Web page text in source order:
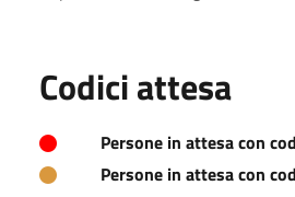
Codici attesa
Persone in attesa con
Persone in attesa con